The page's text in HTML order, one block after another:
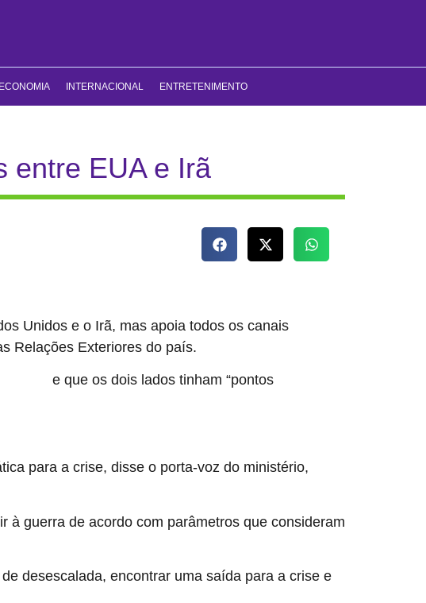
ECONOMIA INTERNACIONAL ENTRETENIMENTO
entre EUA e Irã
Unidos e o Irã, mas apoia todos os canais
Relações Exteriores do país.
e que os dois lados tinham “pontos
para a crise, disse o porta-voz do ministério,
à guerra de acordo com parâmetros que consideram
desescalada, encontrar uma saída para a crise e